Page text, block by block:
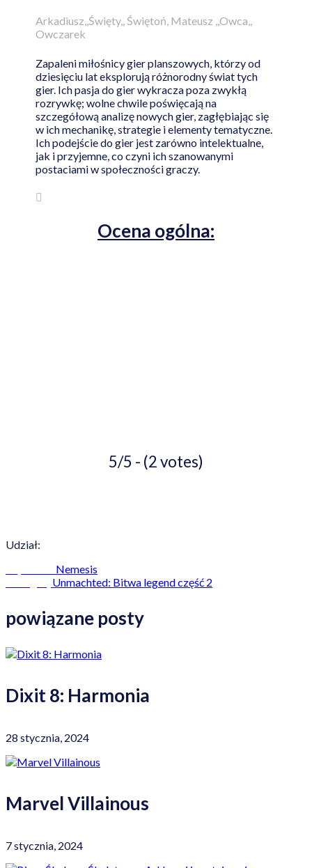
Arkadiusz,,Święty,, Świętoń, Mateusz ,,Owca,,
Owczarek
Zapaleni miłośnicy gier planszowych, którzy od
dziesięciu lat eksplorują różnorodny świat tych
gier. Ich pasja do gier wykracza poza zwykłą
rozrywkę; wolne chwile poświęcają na
szczegółową analizę nowych gier, zagłębiając się
w ich mechanikę, strategie i elementy tematyczne.
Ich podejście do gier jest zarówno intelektualne,
jak i przyjemne, co czyni ich szanowanymi
postaciami w społeczności graczy.
Ocena ogólna:
5/5 - (2 votes)
Udział:
Nemesis
Unmachted: Bitwa legend część 2
powiązane posty
Dixit 8: Harmonia
28 stycznia, 2024
Marvel Villainous
7 stycznia, 2024